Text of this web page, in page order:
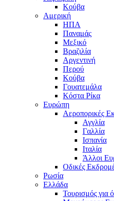
Κούβα
Αμερική
ΗΠΑ
Παναμάς
Μεξικό
Βραζιλία
Αργεντινή
Περού
Κούβα
Γουατεμάλα
Κόστα Ρίκα
Ευρώπη
Αεροπορικές
Αγγλία
Γαλλία
Ισπανία
Ιταλία
Άλλοι
Οδικές
Ρωσία
Ελλάδα
Τουρισμός για